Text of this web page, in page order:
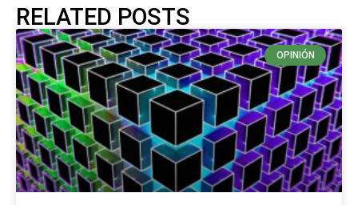
RELATED POSTS
OPINIÓN